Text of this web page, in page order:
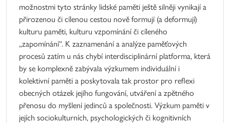
možnostmi tyto stránky lidské paměti ještě silněji vynikají a
přirozenou či cílenou cestou nově formují (a deformují)
kulturu paměti, kulturu vzpomínání či cíleného
„zapomínání“. K zaznamenání a analýze paměťových
procesů zatím u nás chybí interdisciplinární platforma, která
by se komplexně zabývala výzkumem individuální i
kolektivní paměti a poskytovala tak prostor pro reflexi
obecných otázek jejího fungování, utváření a zpětného
přenosu do myšlení jedinců a společnosti. Výzkum paměti v
jejích sociokulturních, psychologických či kognitivních